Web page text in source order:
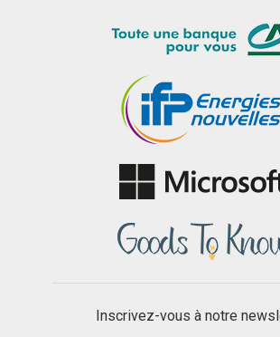
Inscrivez-vous à notre